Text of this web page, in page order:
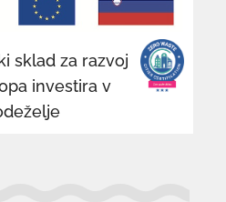
sklad za razvoj
investira v